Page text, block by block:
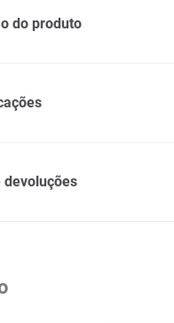
do produto
devoluções